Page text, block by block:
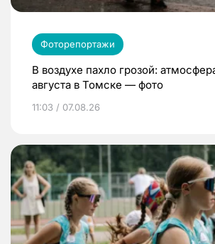
Фоторепортажи
В воздухе пахло грозой:
августа в Томске — фото
11:03 / 07.08.26